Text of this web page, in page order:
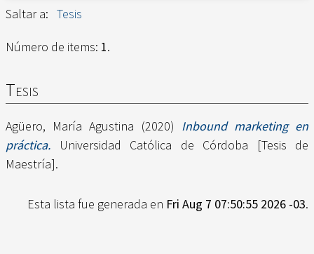
Saltar a: Tesis
Número de items: 1.
Tesis
Agüero, María Agustina (2020) Inbound marketing en
práctica. Universidad Católica de Córdoba [Tesis de
Maestría].
Esta lista fue generada en Fri Aug 7 07:50:55 2026 -03.